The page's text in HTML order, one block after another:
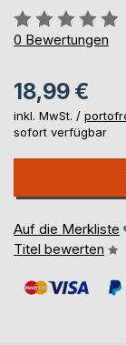
Bewertung::
0%
0 Bewertungen
18,99 €
inkl. MwSt. /
sofort verfügbar
Auf die Merkliste
Titel bewerten